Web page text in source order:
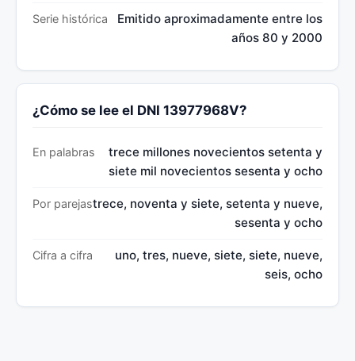
Serie histórica
Emitido aproximadamente entre los
años 80 y 2000
¿Cómo se lee el DNI 13977968V?
En palabras
trece millones novecientos setenta y
siete mil novecientos sesenta y ocho
Por parejastrece, noventa y siete, setenta y nueve,
sesenta y ocho
Cifra a cifra
uno, tres, nueve, siete, siete, nueve,
seis, ocho